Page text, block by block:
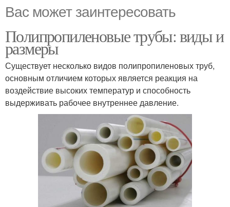
Вас может заинтересовать
Полипропиленовые трубы: виды и
размеры
Существует несколько видов полипропиленовых труб,
основным отличием которых является реакция на
воздействие высоких температур и способность
выдерживать рабочее внутреннее давление.